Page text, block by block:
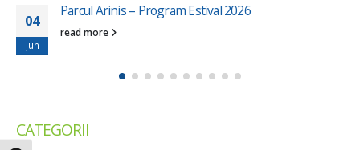
04
Jun
Parcul Arinis – Program Estival 2026
read more
CATEGORII